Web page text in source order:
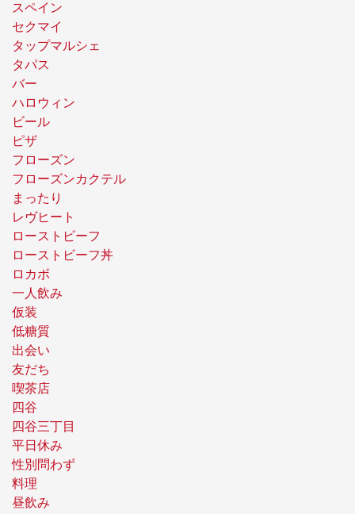
スペイン
セクマイ
タップマルシェ
タパス
バー
ハロウィン
ビール
ピザ
フローズン
フローズンカクテル
まったり
レヴヒート
ローストビーフ
ローストビーフ丼
ロカボ
一人飲み
仮装
低糖質
出会い
友だち
喫茶店
四谷
四谷三丁目
平日休み
性別問わず
料理
昼飲み